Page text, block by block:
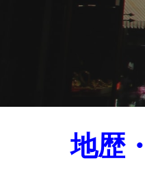
地歴